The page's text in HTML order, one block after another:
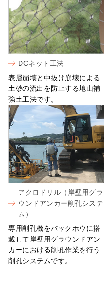
DCネット工法
表層崩壊と中抜け崩壊による
土砂の流出を防止する地山補
強土工法です。
アクロドリル（岸壁用グラ
ウンドアンカー削孔システ
ム）
専用削孔機をバックホウに搭
載して岸壁用グラウンドアン
カーにおける削孔作業を行う
削孔システムです。